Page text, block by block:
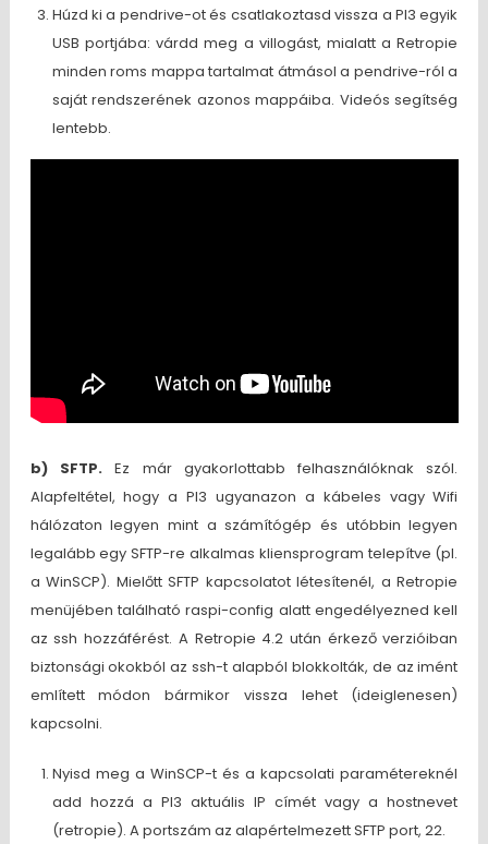
Húzd ki a pendrive-ot és csatlakoztasd vissza a PI3 egyik
USB portjába: várdd meg a villogást, mialatt a Retropie
minden roms mappa tartalmat átmásol a pendrive-ról a
saját rendszerének azonos mappáiba. Videós segítség
lentebb.
b) SFTP.Ez már gyakorlottabb felhasználóknak szól.
Alapfeltétel, hogy a PI3 ugyanazon a kábeles vagy Wifi
hálózaton legyen mint a számítógép és utóbbin legyen
legalább egy SFTP-re alkalmas kliensprogram telepítve (pl.
a WinSCP). Mielőtt SFTP kapcsolatot létesítenél, a Retropie
menüjében található raspi-config alatt engedélyezned kell
az ssh hozzáférést. A Retropie 4.2 után érkező verzióiban
biztonsági okokból az ssh-t alapból blokkolták, de az imént
említett módon bármikor vissza lehet (ideiglenesen)
kapcsolni.
Nyisd meg a WinSCP-t és a kapcsolati paramétereknél
add hozzá a PI3 aktuális IP címét vagy a hostnevet
(retropie). A portszám az alapértelmezett SFTP port, 22.